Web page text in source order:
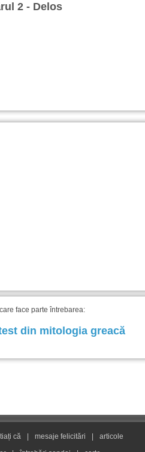
2 - Delos
face parte întrebarea:
din mitologia greacă
că mesaje felicitări
articole